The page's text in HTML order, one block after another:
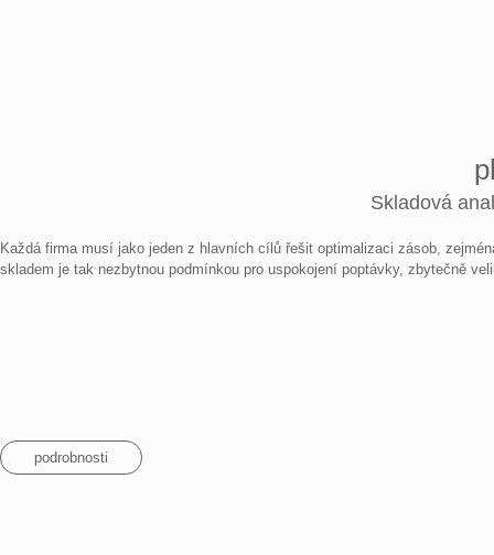
Skladová
Každá firma musí jako jeden z hlavních cílů řešit optimalizaci zásob,
skladem je tak nezbytnou podmínkou pro uspokojení poptávky, zbytečně
podrobnosti